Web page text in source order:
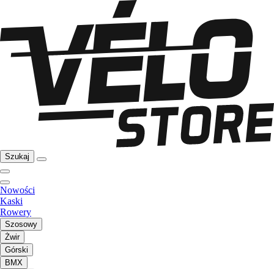
Szukaj
Nowości
Kaski
Rowery
Szosowy
Żwir
Górski
BMX